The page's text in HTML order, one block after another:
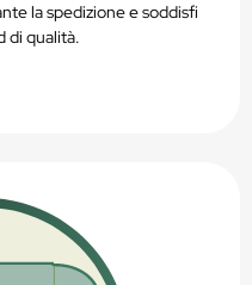
la spedizione e soddisfi
di qualità.